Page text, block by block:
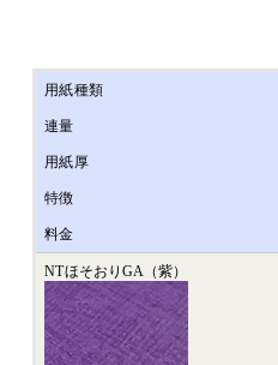
用紙種類
連量
用紙厚
特徴
料金
NTほそおりGA（紫）